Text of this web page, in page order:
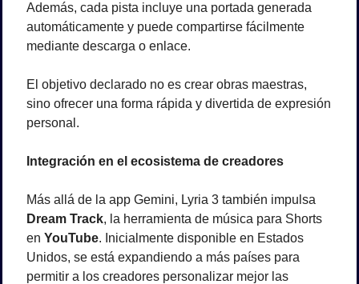
Además, cada pista incluye una portada generada
automáticamente y puede compartirse fácilmente
mediante descarga o enlace.
El objetivo declarado no es crear obras maestras,
sino ofrecer una forma rápida y divertida de expresión
personal.
Integración en el ecosistema de creadores
Dream Track, la herramienta de música para Shorts
en YouTube. Inicialmente disponible en Estados
Unidos, se está expandiendo a más países para
permitir a los creadores personalizar mejor las